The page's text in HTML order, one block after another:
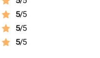
5/5
5/5
5/5